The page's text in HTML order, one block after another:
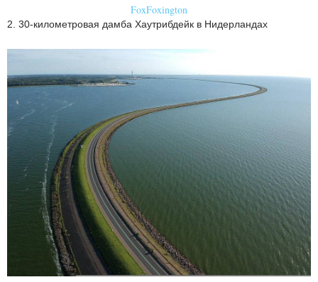
FoxFoxington
2. 30-километровая дамба Хаутрибдейк в Нидерландах